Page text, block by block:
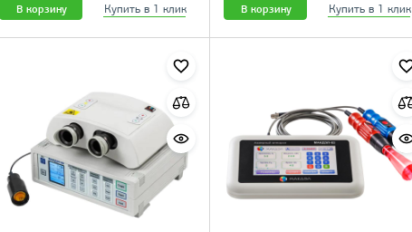
В корзину Купить в 1 клик В корзину Купить в 1 клик